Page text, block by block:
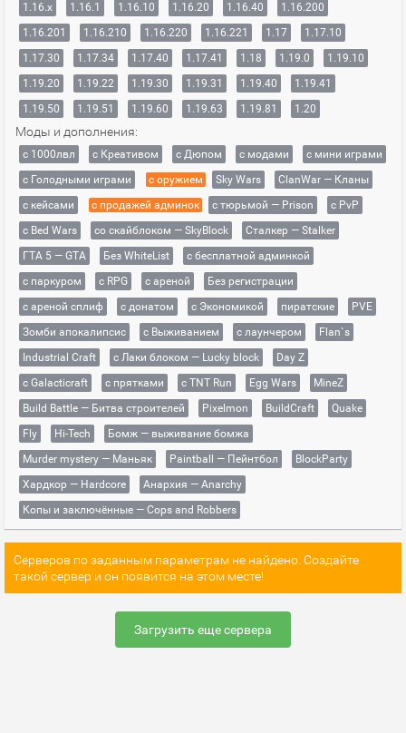
1.16.x
1.16.1 1.16.10 1.16.20 1.16.40
1.16.200
1.16.201
1.16.210 1.16.220 1.16.221 1.17
1.17.10
1.17.30
1.17.34 1.17.40 1.17.41 1.18 1.19.0
1.19.10
1.19.20
1.19.22 1.19.30 1.19.31 1.19.40
1.19.41
1.19.50
1.19.51 1.19.60 1.19.63 1.19.81 1.20
Моды и дополнения:
с 1000лвл c Креативом с Дюпом с модами
с мини играми
с Голодными играми
с оружием Sky Wars
ClanWar — Кланы
с кейсами
с продажей админок с тюрьмой — Prison
с PvP
с Bed Wars
со скайблоком — SkyBlock
Сталкер — Stalker
ГТА 5 — GTA
Без WhiteList
с бесплатной админкой
с паркуром
с RPG с ареной
Без регистрации
с ареной сплиф
с донатом с Экономикой пиратские
PVE
Зомби апокалипсис
с Выживанием с лаунчером
Flan`s
Industrial Craft
с Лаки блоком — Lucky block
Day Z
с Galacticraft
с прятками с TNT Run Egg Wars
MineZ
Build Battle — Битва строителей
Pixelmon BuildCraft
Quake
Fly
Hi-Tech
Бомж — выживание бомжа
Murder mystery — Маньяк
Paintball — Пейнтбол
BlockParty
Хардкор — Hardcore
Анархия — Anarchy
Копы и заключённые — Cops and Robbers
Серверов по заданным параметрам не найдено. Создайте
такой сервер и он появится на этом месте!
Загрузить еще сервера